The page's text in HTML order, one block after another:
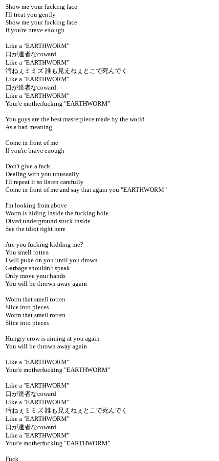
Show me your fucking face
I'll treat you gently
Show me your fucking face
If you're brave enough
Like a "EARTHWORM"
口が達者なcoward
Like a "EARTHWORM"
汚ねぇミミズ 誰も見えねぇとこで死んでく
Like a "EARTHWORM"
口が達者なcoward
Like a "EARTHWORM"
Your'e motherfucking "EARTHWORM"
You guys are the best masterpiece made by the world
As a bad meaning
Come in front of me
If you're brave enough
Don't give a fuck
Dealing with you unusually
I'll repeat it so listen carefully
Come in front of me and say that again you "EARTHWORM"
I'm looking from above
Worm is hiding inside the fucking hole
Dived underground stuck inside
See the idiot right here
Are you fucking kidding me?
You smell rotten
I will puke on you until you drown
Garbage shouldn't speak
Only move your hands
You will be thrown away again
Worm that smell rotten
Slice into pieces
Worm that smell rotten
Slice into pieces
Hungry crow is aiming at you again
You will be thrown away again
Like a "EARTHWORM"
Your'e motherfucking "EARTHWORM"
Like a "EARTHWORM"
口が達者なcoward
Like a "EARTHWORM"
汚ねぇミミズ 誰も見えねぇとこで死んでく
Like a "EARTHWORM"
口が達者なcoward
Like a "EARTHWORM"
Your'e motherfucking "EARTHWORM"
Fuck